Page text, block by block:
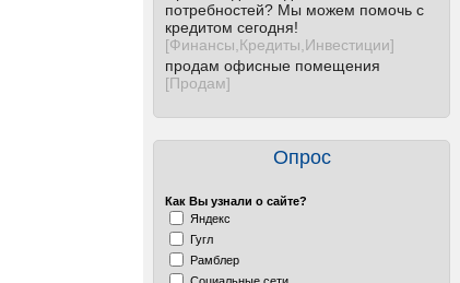
потребностей? Мы можем помочь с
кредитом сегодня!
[Финансы,Кредиты,Инвестиции]
продам офисные помещения
[Продам]
Опрос
Как Вы узнали о сайте?
Яндекс
Гугл
Рамблер
Социальные сети